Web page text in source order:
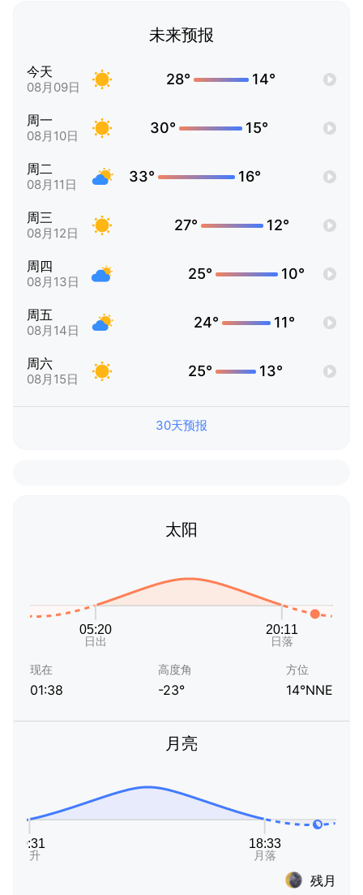
未来预报
今天
08月09日 28° 14°
周一
08月10日 30° 15°
周二
08月11日 33° 16°
周三
08月12日 27° 12°
周四
08月13日 25° 10°
周五
08月14日 24° 11°
周六
08月15日 25° 13°
30天预报
太阳
现在
01:38
高度角
-23°
方位
14°NNE
月亮
残月